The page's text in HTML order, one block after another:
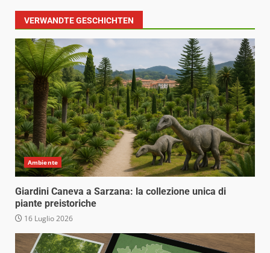
VERWANDTE GESCHICHTEN
Ambiente
Giardini Caneva a Sarzana: la collezione unica di
piante preistoriche
16 Luglio 2026